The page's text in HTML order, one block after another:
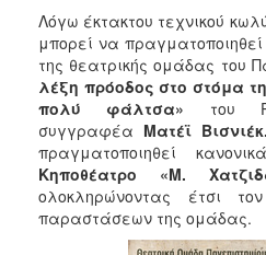
2016
2015
2013
2012
2011
2010
2006
Λόγω έκτακτου τεχνικού
μπορεί να
της θεατρικής ομάδας του
λέξη πρόοδος στο στόμα
πολύ φάλτσα» του
συγγραφέα Ματέϊ
πραγματοποιηθεί
Κηποθέατρο «Μ.
ολοκληρώνοντας έτσι
παραστάσεων της ομάδας.